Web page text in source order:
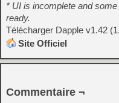
* UI is incomplete and
ready.
Télécharger Dapple v1.42
Site Officiel
Commentaire ¬